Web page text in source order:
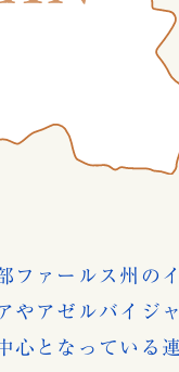
ファールス州の
やアゼルバイジ
心となっている